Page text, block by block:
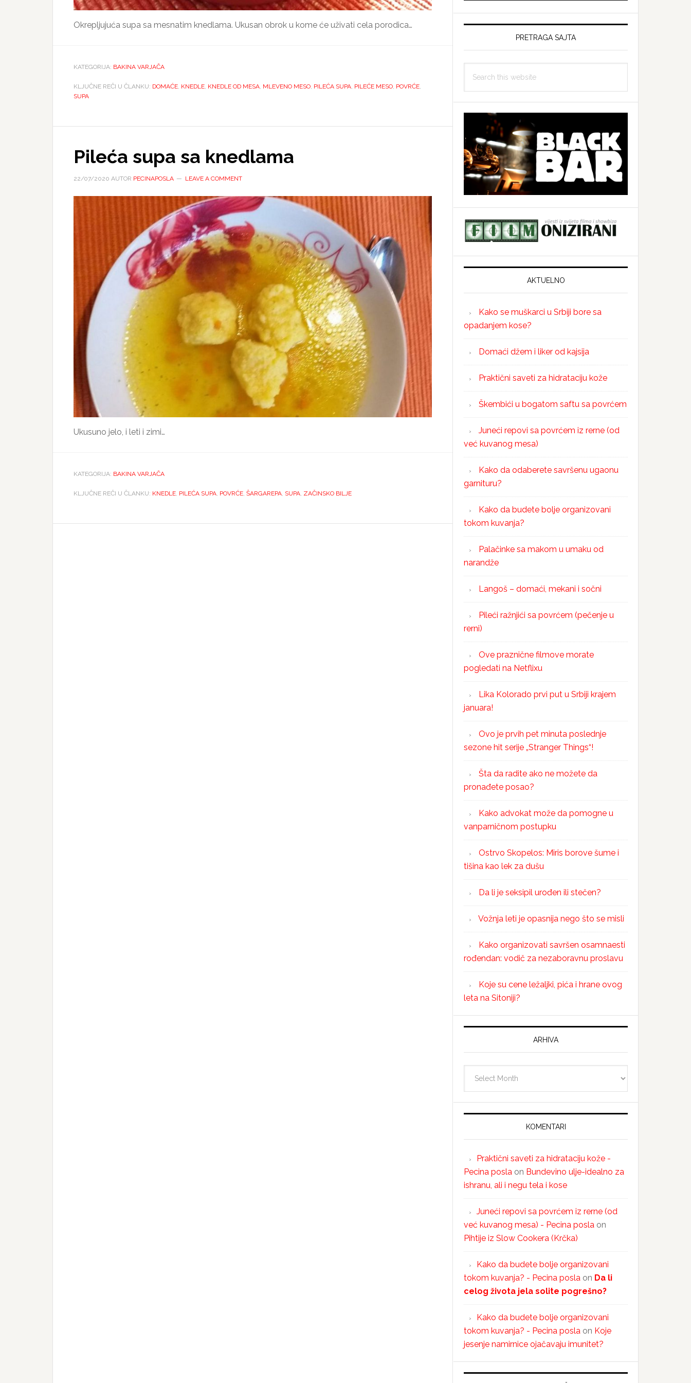
Okrepljujuća supa sa mesnatim knedlama. Ukusan obrok u kome će uživati cela porodica…
KATEGORIJA: BAKINA VARJAČA
KLJUČNE REČI U ČLANKU: DOMAĆE, KNEDLE, KNEDLE OD MESA, MLEVENO MESO, PILEĆA SUPA, PILEĆE MESO, POVRĆE,
SUPA
Pileća supa sa knedlama
22/07/2020 AUTOR PECINAPOSLA LEAVE A COMMENT
Ukusuno jelo, i leti i zimi…
KATEGORIJA: BAKINA VARJAČA
KLJUČNE REČI U ČLANKU: KNEDLE, PILEĆA SUPA, POVRĆE, ŠARGAREPA, SUPA, ZAČINSKO BILJE
PRETRAGA SAJTA
this
AKTUELNO
Kako se muškarci u Srbiji bore sa
opadanjem kose?
Domaći džem i liker od kajsija
Praktični saveti za hidrataciju kože
Škembići u bogatom saftu sa povrćem
Juneći repovi sa povrćem iz rerne (od
već kuvanog mesa)
Kako da odaberete savršenu ugaonu
garnituru?
Kako da budete bolje organizovani
tokom kuvanja?
Palačinke sa makom u umaku od
narandže
Langoš – domaći, mekani i sočni
Pileći ražnjići sa povrćem (pečenje u
rerni)
Ove praznične filmove morate
pogledati na Netflixu
Lika Kolorado prvi put u Srbiji krajem
januara!
Ovo je prvih pet minuta poslednje
sezone hit serije „Stranger Things“!
Šta da radite ako ne možete da
pronađete posao?
Kako advokat može da pomogne u
vanparničnom postupku
Ostrvo Skopelos: Miris borove šume i
tišina kao lek za dušu
Da li je seksipil urođen ili stečen?
Vožnja leti je opasnija nego što se misli
Kako organizovati savršen osamnaesti
rođendan: vodič za nezaboravnu proslavu
Koje su cene ležaljki, pića i hrane ovog
leta na Sitoniji?
ARHIVA
KOMENTARI
Praktični saveti za hidrataciju kože -
Pecina posla on Bundevino ulje-idealno za
ishranu, ali i negu tela i kose
Juneći repovi sa povrćem iz rerne (od
već kuvanog mesa) - Pecina posla on
Pihtije iz Slow Cookera (Krčka)
Kako da budete bolje organizovani
tokom kuvanja? - Pecina posla on Da li
celog života jela solite pogrešno?
Kako da budete bolje organizovani
tokom kuvanja? - Pecina posla on Koje
jesenje namirnice ojačavaju imunitet?